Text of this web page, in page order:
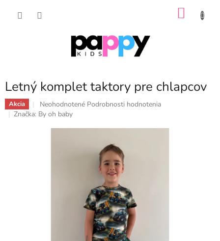
Letný komplet taktory pre chlapcov
Akcia
Priemerné
hodnotenie
Neohodnotené Podrobnosti hodnotenia
Značka: By oh baby